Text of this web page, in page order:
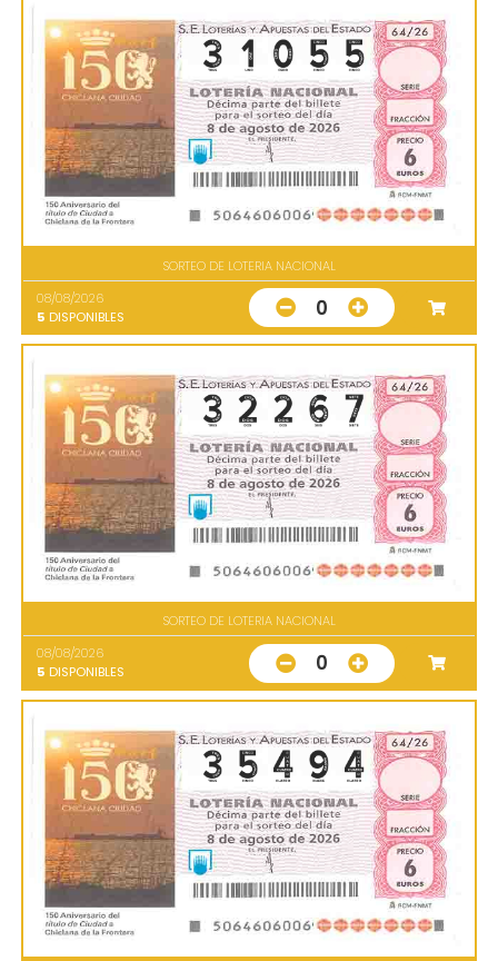
SORTEO DE LOTERIA NACIONAL
08/08/2026
5 DISPONIBLES 0
SORTEO DE LOTERIA NACIONAL
08/08/2026
5 DISPONIBLES 0